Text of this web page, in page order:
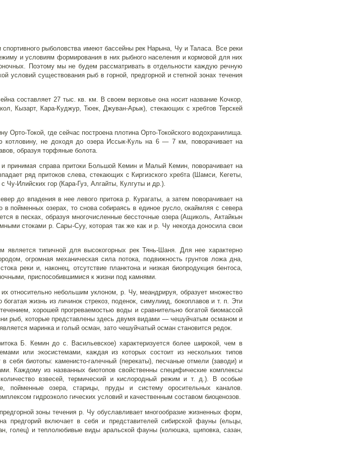
спортивного рыболовства имеют бассейны рек Нарына, Чу и Таласа. Все реки
и условиям формирования в них рыбного населения и кормовой для них
Поэтому мы не будем рассматривать в отдельности каждую речную
условий существования рыб в горной, предгорной и степной зонах течения
составляет 27 тыс. кв. км. В своем верховье она носит название Кочкор,
Кызарт, Кара-Куджур, Тюек, Джуван-Арык), стекающих с хребтов Терскей
Орто-Токой, где сейчас построена плотина Орто-Токойского водохранилища.
не доходя до озера Иссык-Куль на 6 — 7 км, поворачивает на
образуя торфяные болота.
принимая справа притоки Большой Кемин и Малый Кемин, поворачивает на
ряд притоков слева, стекающих с Киргизского хребта (Шамси, Кегеты,
Илийских гор (Кара-Гуз, Алгайты, Кулгуты и др.).
до впадения в нее левого притока р. Курагаты, а затем поворачивает на
пойменных озерах, то снова собираясь в единое русло, окаймляя с севера
в песках, образуя многочисленные бессточные озера (Ащиколь, Актайкын
стоками р. Сары-Суу, которая так же как и р. Чу некогда доносила свои
типичной для высокогорных рек Тянь-Шаня. Для нее характерно
огромная механическая сила потока, подвижность грунтов ложа дна,
реки и, наконец, отсутствие планктона и низкая биопродукция бентоса,
приспособившимися к жизни под камнями.
относительно небольшим уклоном, р. Чу, меандрируя, образует множество
жизнь из личинок стрекоз, поденок, симулиид, бокоплавов и т. п. Эти
хорошей прогреваемостью воды и сравнительно богатой биомассой
рыб, которые представлены здесь двумя видами — чешуйчатым османом и
маринка и голый осман, зато чешуйчатый осман становится редок.
Б. Кемин до с. Васильевское) характеризуется более широкой, чем в
или экосистемами, каждая из которых состоит из нескольких типов
себя биотопы: каменисто-галечный (перекаты), песчаные отмели (заводи) и
Каждому из названных биотопов свойственны специфические комплексы
количество взвесей, термический и кислородный режим и т. д.). В особые
пойменные озера, старицы, пруды и систему оросительных каналов.
гидроэколо гических условий и качественным составом биоценозов.
зоны течения р. Чу обуславливает многообразие жизненных форм,
предгорий включает в себя и представителей сибирской фауны (ельцы,
голец) и теплолюбивые виды аральской фауны (колюшка, щиповка, сазан,